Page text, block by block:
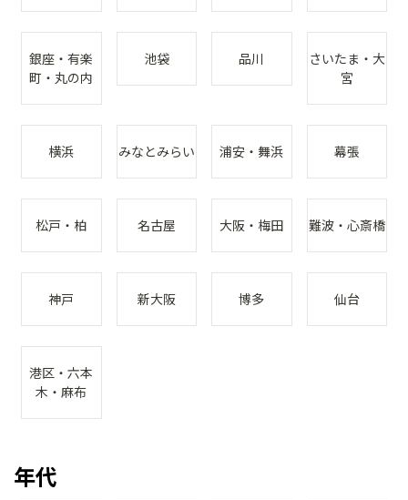
銀座・有楽
町・丸の内
池袋 品川
さいたま・大
宮
横浜 みなとみらい 浦安・舞浜 幕張
松戸・柏 名古屋 大阪・梅田 難波・心斎橋
神戸 新大阪 博多 仙台
港区・六本
木・麻布
年代